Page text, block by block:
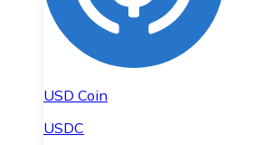
USD Coin
USDC